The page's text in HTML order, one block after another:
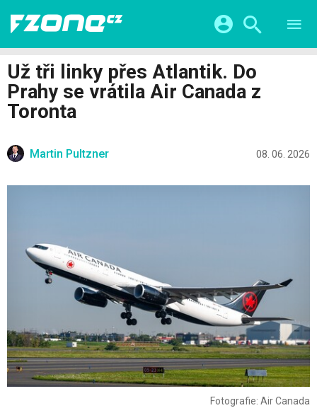
VIDEA
SERIÁLY
CHYTRÁ MĚSTA
ŽIVOT BUDOUCNOSTI
HRY A ZÁBAVA
Facebook Google
Už tři linky přes Atlantik. Do
Prahy se vrátila Air Canada z
Toronta
Martin Pultzner 08. 06. 2026
Fotografie: Air Canada